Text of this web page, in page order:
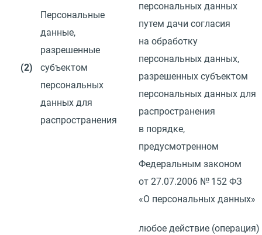
(2)
Персональные
данные,
разрешенные
субъектом
персональных
данных для
распространения
персональных данных
путем дачи согласия
на обработку
персональных данных,
разрешенных субъектом
персональных данных для
распространения
в порядке,
предусмотренном
Федеральным законом
от 27.07.2006 № 152 ФЗ
«О персональных данных»
любое действие (операция)